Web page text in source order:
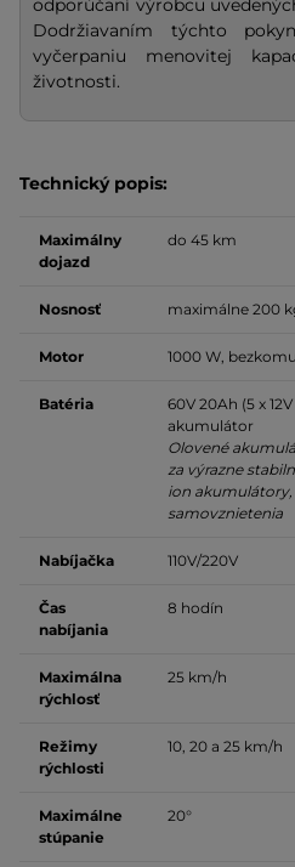
odporúčaní výrobcu
Dodržiavaním týchto
vyčerpaniu menovitej
životnosti.
Technický popis:
Maximálny
dojazd
do 45 km
Nosnosť maximálne 200
Motor 1000 W,
Batéria
60V 20Ah (5 x
akumulátor
Olovené
za výrazne
ion akumulátory,
samovznietenia
Nabíjačka 110V/220V
Čas
nabíjania
8 hodín
Maximálna
rýchlosť
25 km/h
Režimy
rýchlosti
10, 20 a 25 km/h
Maximálne
stúpanie
20°